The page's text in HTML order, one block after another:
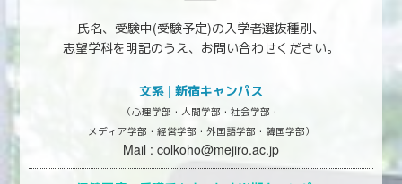
氏名、受験中(受験予定)の入学者選抜種別、
志望学科を明記のうえ、お問い合わせください。
文系 | 新宿キャンパス
（心理学部・人間学部・社会学部・
メディア学部・経営学部・外国語学部・韓国学部）
Mail : colkoho@mejiro.ac.jp